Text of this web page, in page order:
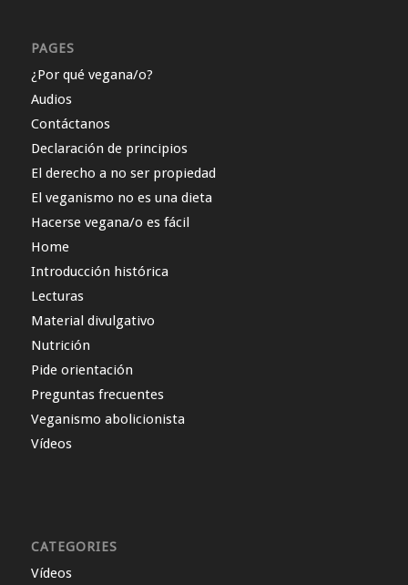
PAGES
¿Por qué vegana/o?
Audios
Contáctanos
Declaración de principios
El derecho a no ser propiedad
El veganismo no es una dieta
Hacerse vegana/o es fácil
Home
Introducción histórica
Lecturas
Material divulgativo
Nutrición
Pide orientación
Preguntas frecuentes
Veganismo abolicionista
Vídeos
CATEGORIES
Vídeos